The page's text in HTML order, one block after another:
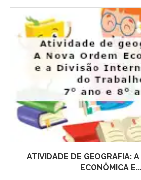
ATIVIDADE DE GEOGRAFIA:
ECONÔMICA E...